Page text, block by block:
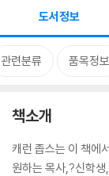
도서정보
관련분류 품목정보
책소개
캐런 좁스는 이 책에
원하는 목사,?신학